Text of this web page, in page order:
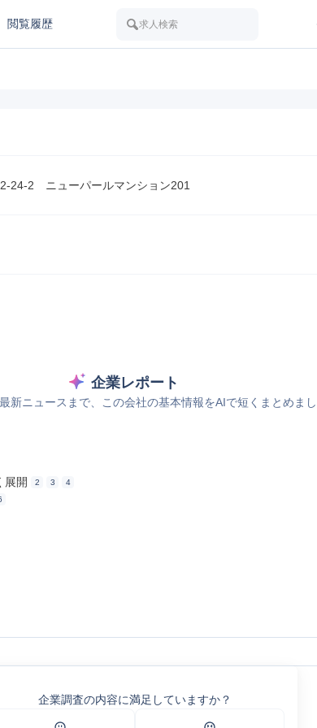
閲覧履歴 求人検索
24-2　ニューパールマンション201
企業レポート
新ニュースまで、この会社の基本情報をAIで短くまとめまし
展開 2 3 4
｜製本機器関連製品の総合メーカー｜Horizon/ホリゾン
企業調査の内容に満足していますか？